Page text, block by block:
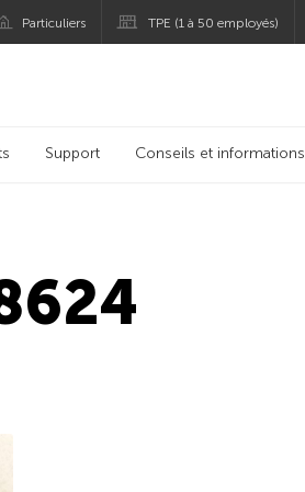
Particuliers TPE (1 à 50 employés)
Support Conseils et informations